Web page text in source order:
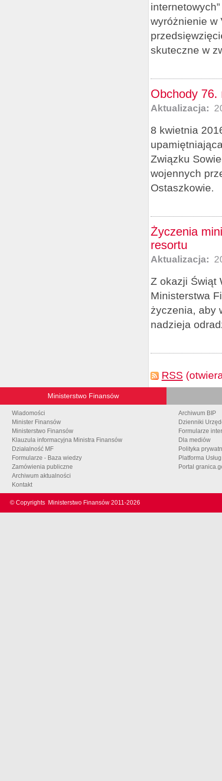
wyróżnienie w
skuteczne w
Obchody 76.
Aktualizacja:
8 kwietnia
Związku
wojennych
Ostaszkowie.
Życzenia
resortu
Aktualizacja:
Z okazji Świąt
Ministerstwa
życzenia, aby
nadzieja
RSS
Ministerstwo Finansów
Wiadomości
Minister Finansów
Ministerstwo Finansów
Klauzula informacyjna Ministra Finansów
Działalność MF
Formularze - Baza wiedzy
Zamówienia publiczne
Archiwum aktualności
Kontakt
Archiwum BIP
Dzienniki
Formularze
Dla mediów
Polityka
Platforma
Portal
© Copyrights Ministerstwo Finansów 2011-2026